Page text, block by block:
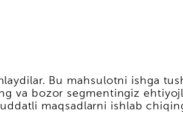
Bu mahsulotni ishga
va bozor segmentingiz
maqsadlarni ishlab